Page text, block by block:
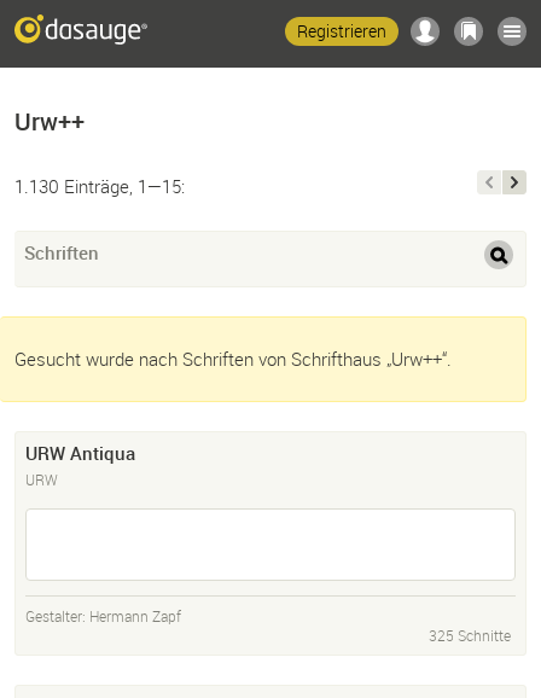
Registrieren
Urw++
1.130 Einträge, 1—15:
Schriften
Gesucht wurde nach Schriften von Schrifthaus „Urw++“.
URW Antiqua
URW
Gestalter: Hermann Zapf
325 Schnitte